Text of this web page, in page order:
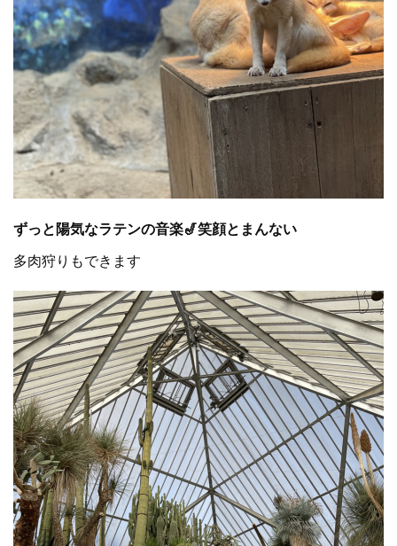
ずっと陽気なラテンの音楽🎷笑顔とまんない
多肉狩りもできます